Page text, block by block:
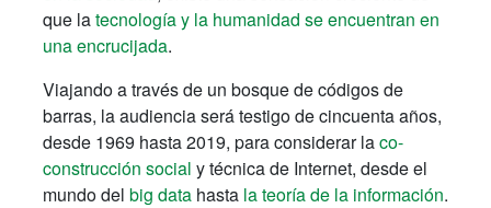
que latecnología y la humanidad se encuentran en
una encrucijada.
Viajando a través de un bosque de códigos de
barras, la audiencia será testigo de cincuenta años,
desde 1969 hasta 2019, para considerar laco-
construcción social y técnica de Internet, desde el
mundo del big data hasta la teoría de la información.